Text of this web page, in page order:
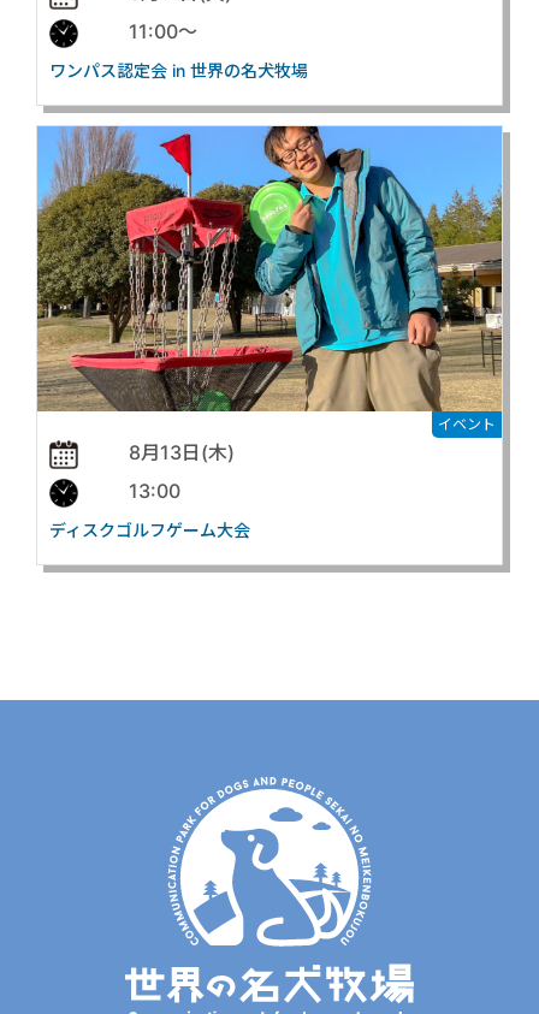
11:00〜
ワンパス認定会 in 世界の名犬牧場
イベント
8月13日(木)
13:00
ディスクゴルフゲーム大会